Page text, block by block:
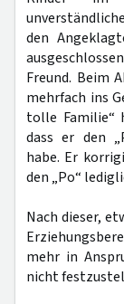
den
Freund. Beim
mehrfach ins
tolle Familie“
dass er den
habe. Er
den „Po“
Nach dieser,
mehr in
nicht